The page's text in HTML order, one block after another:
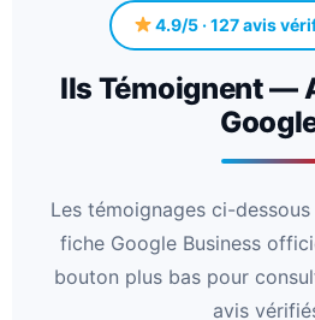
4.9/5 · 127 avis
Ils Témoignent —
Les témoignages ci-
fiche Google Business
bouton plus bas pour
avis